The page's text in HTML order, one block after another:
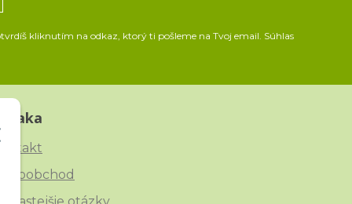
kliknutím na odkaz, ktorý ti pošleme na Tvoj email. Súhlas